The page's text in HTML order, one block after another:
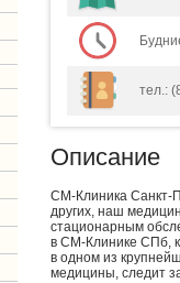
тел.:
Описание
СМ-Клиника Санкт-
других, наш
стационарным
в СМ-Клинике СПб,
в одном из
медицины, следит